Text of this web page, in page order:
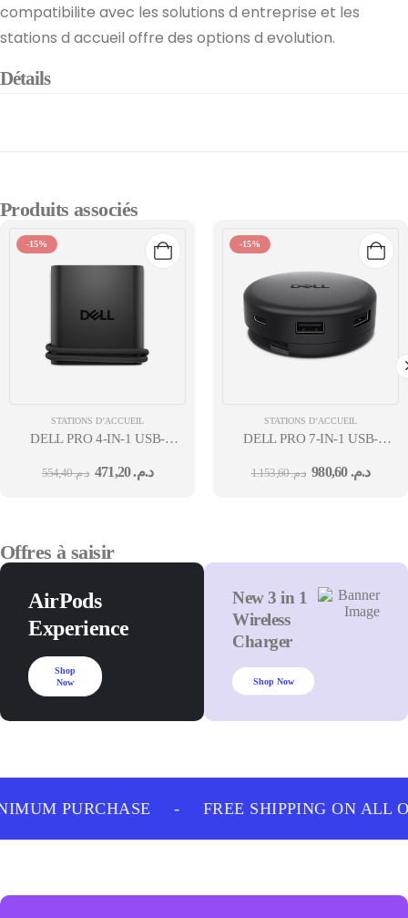
compatibilite avec les solutions d entreprise et les
stations d accueil offre des options d evolution.
Détails
Produits associés
-15%
STATIONS D’ACCUEIL
DELL PRO 4-IN-1 USB-
د.م.554,40 د.م.471,20
-15%
STATIONS D’ACCUEIL
DELL PRO 7-IN-1 USB-
د.م.1.153,60 د.م.980,60
Offres à saisir
AirPods
Experience
Shop
Now
New 3 in 1
Wireless
Charger
Shop Now
PURCHASE - FREE SHIPPING ON ALL